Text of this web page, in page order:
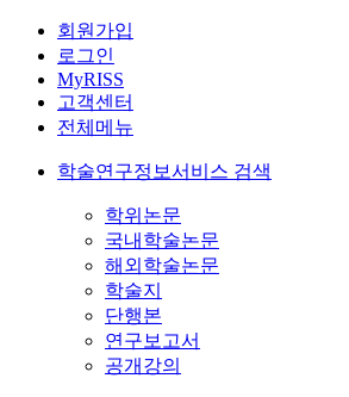
회원가입
로그인
MyRISS
고객센터
전체메뉴
학술연구정보서비스 검색
학위논문
국내학술논문
해외학술논문
학술지
단행본
연구보고서
공개강의